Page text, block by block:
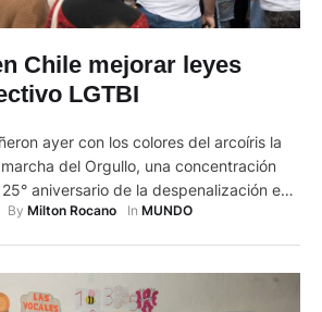
Chile mejorar leyes
LGTBI
ayer con los colores del arcoíris la
del Orgullo, una concentración
aniversario de la despenalización en
y en la que se pidió, entre otras
By Milton Rocano In MUNDO